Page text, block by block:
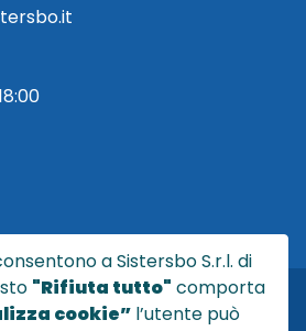
a Sistersbo S.r.l. di
"Rifiuta tutto" comporta
cookie”l’utente può